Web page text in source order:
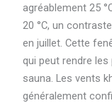
agréablement 25
20 °C, un
en juillet. Cette
qui peut rendre les
sauna. Les vents
généralement